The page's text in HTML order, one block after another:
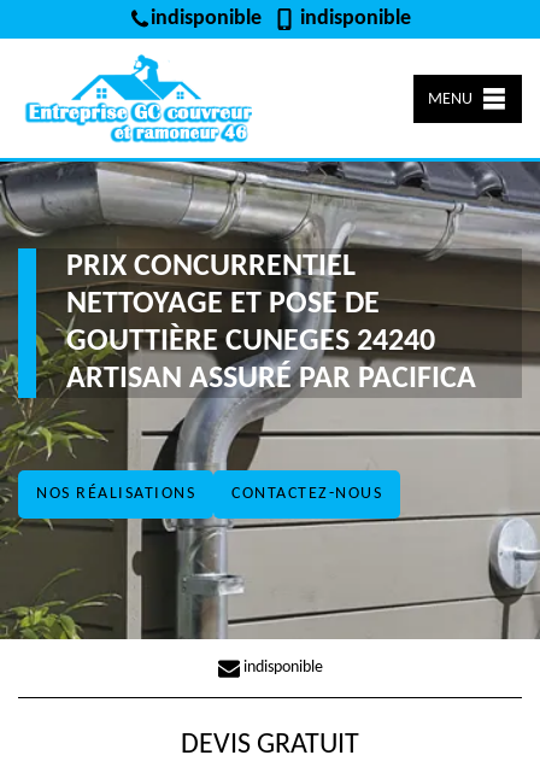
indisponible indisponible
MENU
NOS RÉALISATIONS CONTACTEZ-NOUS
PRIX CONCURRENTIEL
NETTOYAGE ET POSE DE
GOUTTIÈRE CUNEGES 24240
ARTISAN ASSURÉ PAR PACIFICA
indisponible
DEVIS GRATUIT